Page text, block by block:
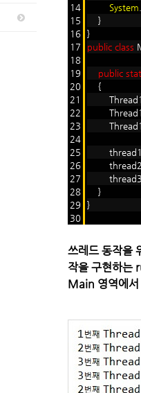
14
15
16
17
18
19
20
21
22
23
24
25
26
27
28
29
30
System
}
}
public class
public
{
Thread1
Thread1
Thread1
}
}
쓰레드 동작을
작을 구현하는
Main 영역에서